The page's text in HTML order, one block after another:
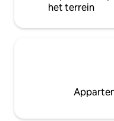
het terrein